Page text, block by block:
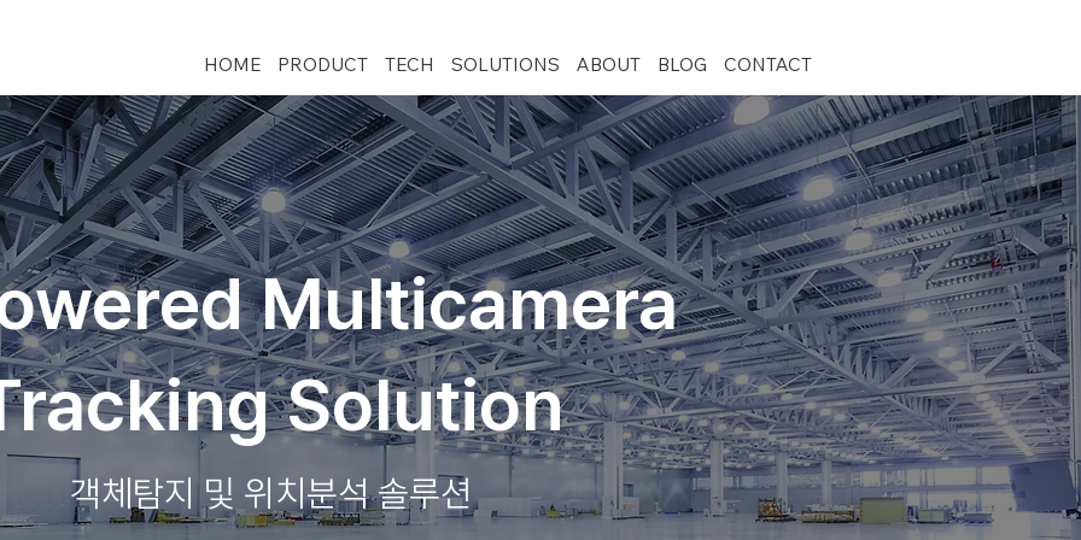
HOME PRODUCT TECH SOLUTIONS ABOUT BLOG CONTACT
Multicamera
Solution
객체탐지 및 위치분석 솔루션